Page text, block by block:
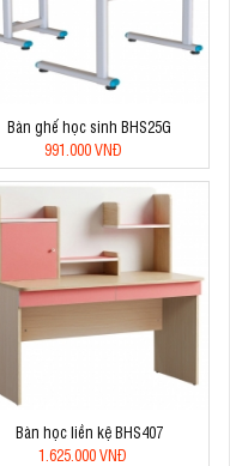
Bàn ghế học sinh BHS25G
991.000 VNĐ
Bàn học liền kệ BHS407
1.625.000 VNĐ